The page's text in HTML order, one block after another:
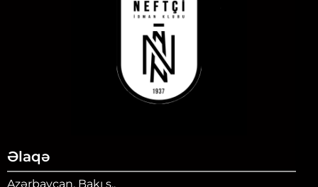
Əlaqə
Azərbaycan, Bakı ş.,